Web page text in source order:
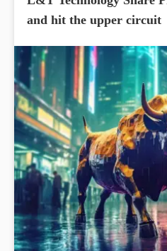
and hit the upper circuit